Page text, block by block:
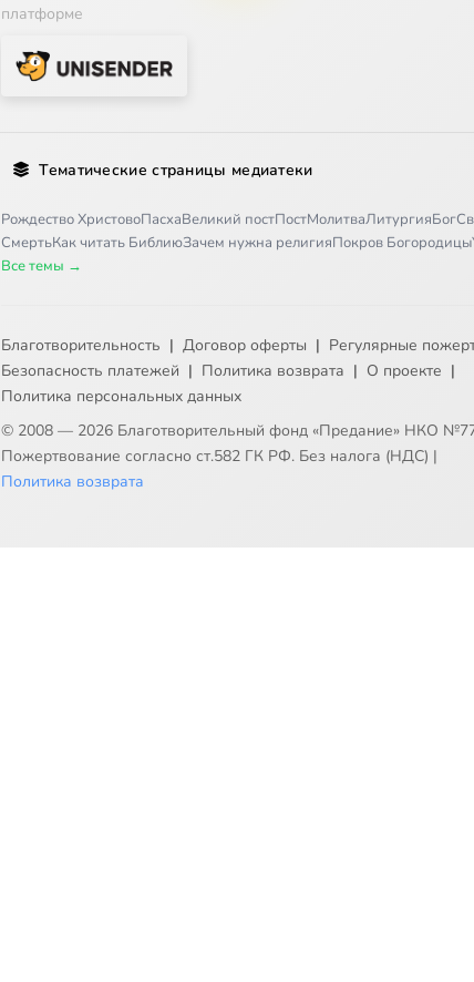
платформе
Тематические страницы медиатеки
Рождество ХристовоПасхаВеликий постПостМолитваЛитургияБог
СмертьКак читать БиблиюЗачем нужна религияПокров Богородицы
Все темы →
Благотворительность | Договор оферты | Регулярные
Безопасность платежей | Политика возврата | О проекте |
Политика персональных данных
© 2008 — 2026 Благотворительный фонд «Предание» НКО
Пожертвование согласно ст.582 ГК РФ. Без налога (НДС) |
Политика возврата